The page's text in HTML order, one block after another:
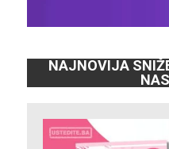
NAJNOVIJA